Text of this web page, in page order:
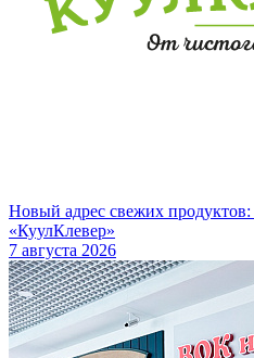
Новый адрес свежих
«КуулКлевер»
7 августа 2026